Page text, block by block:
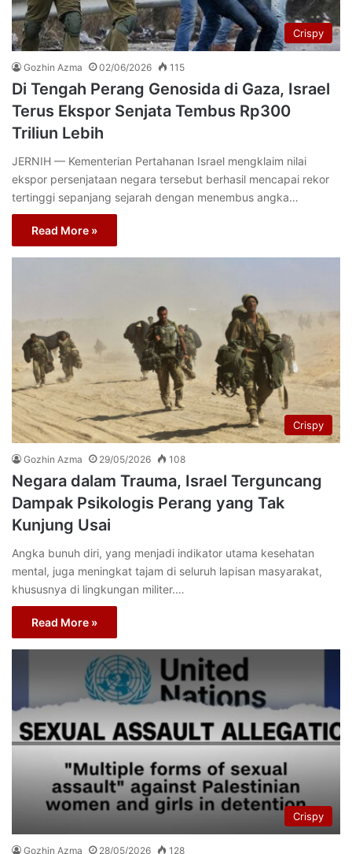
Crispy
Gozhin Azma 02/06/2026 115
Di Tengah Perang Genosida di Gaza, Israel
Terus Ekspor Senjata Tembus Rp300
Triliun Lebih
JERNIH — Kementerian Pertahanan Israel mengklaim nilai
ekspor persenjataan negara tersebut berhasil mencapai rekor
tertinggi sepanjang sejarah dengan menembus angka…
Read More »
Crispy
Gozhin Azma 29/05/2026 108
Negara dalam Trauma, Israel Terguncang
Dampak Psikologis Perang yang Tak
Kunjung Usai
Angka bunuh diri, yang menjadi indikator utama kesehatan
mental, juga meningkat tajam di seluruh lapisan masyarakat,
khususnya di lingkungan militer.…
Read More »
Crispy
Gozhin Azma 28/05/2026 128